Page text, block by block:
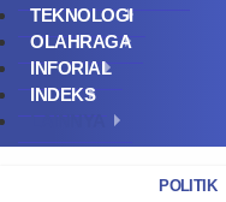
TEKNOLOGI
OLAHRAGA
INFORIAL
INDEKS
LAINNYA
POLITIK